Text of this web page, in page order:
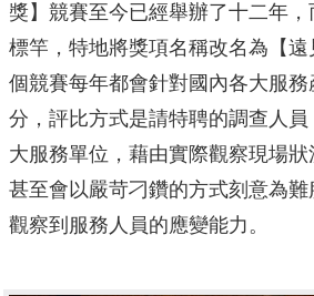
獎】競賽至今已經舉辦了十二年
標竿，特地將獎項名稱改名為【
個競賽每年都會針對國內各大服
分，評比方式是請特聘的調查人
大服務單位，藉由實際觀察現場
甚至會以嚴苛刁鑽的方式刻意為
觀察到服務人員的應變能力。